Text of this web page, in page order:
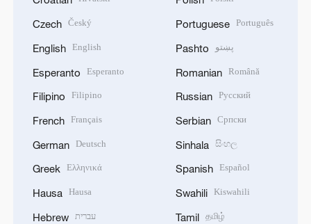
Czech Český
English English
Esperanto Esperanto
Filipino Filipino
French Français
German Deutsch
Greek Ελληνικά
Hausa Hausa
Hebrew עברית
Portuguese Português
Pashto پښتو
Romanian Română
Russian Русский
Serbian Српски
Sinhala සිංහල
Spanish Español
Swahili Kiswahili
Tamil தமிழ்